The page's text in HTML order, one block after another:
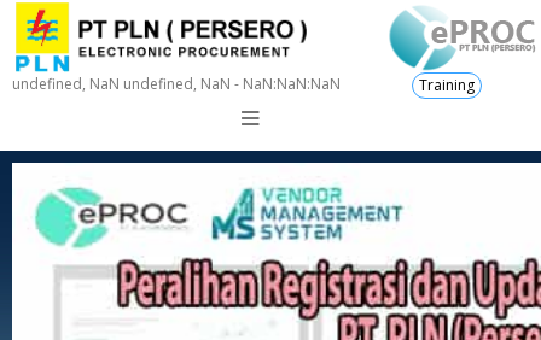
undefined, NaN undefined, NaN - NaN:NaN:NaN Training